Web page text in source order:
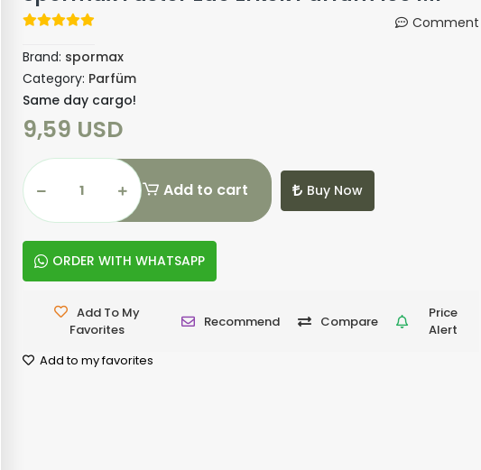
Comment
Brand: spormax
Category: Parfüm
Same day cargo!
9,59 USD
Add to cart Buy Now
ORDER WITH WHATSAPP
Add To My
Favorites
Recommend Compare
Price
Alert
Add to my favorites